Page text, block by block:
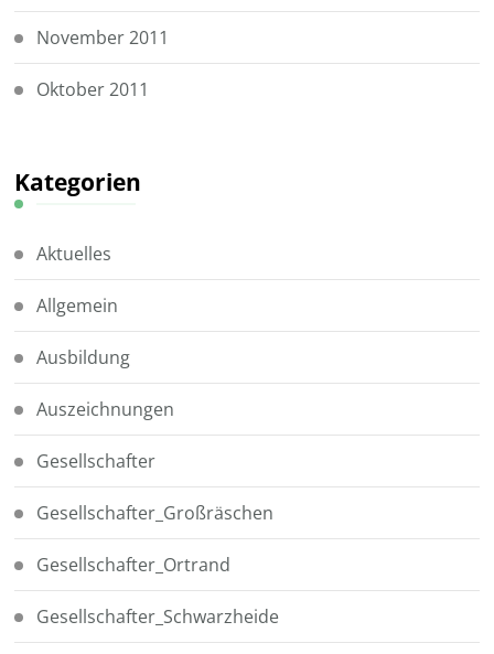
November 2011
Oktober 2011
Kategorien
Aktuelles
Allgemein
Ausbildung
Auszeichnungen
Gesellschafter
Gesellschafter_Großräschen
Gesellschafter_Ortrand
Gesellschafter_Schwarzheide